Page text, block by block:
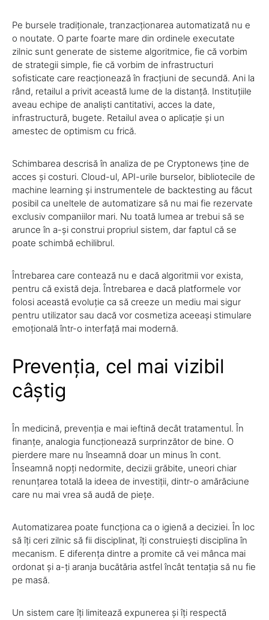
Pe bursele tradiționale, tranzacționarea automatizată nu e
o noutate. O parte foarte mare din ordinele executate
zilnic sunt generate de sisteme algoritmice, fie că vorbim
de strategii simple, fie că vorbim de infrastructuri
sofisticate care reacționează în fracțiuni de secundă. Ani la
rând, retailul a privit această lume de la distanță. Instituțiile
aveau echipe de analiști cantitativi, acces la date,
infrastructură, bugete. Retailul avea o aplicație și un
amestec de optimism cu frică.
Schimbarea descrisă în analiza de pe Cryptonews ține de
acces și costuri. Cloud-ul, API-urile burselor, bibliotecile de
machine learning și instrumentele de backtesting au făcut
posibil ca uneltele de automatizare să nu mai fie rezervate
exclusiv companiilor mari. Nu toată lumea ar trebui să se
arunce în a-și construi propriul sistem, dar faptul că se
poate schimbă echilibrul.
Întrebarea care contează nu e dacă algoritmii vor exista,
pentru că există deja. Întrebarea e dacă platformele vor
folosi această evoluție ca să creeze un mediu mai sigur
pentru utilizator sau dacă vor cosmetiza aceeași stimulare
emoțională într-o interfață mai modernă.
Prevenția, cel mai vizibil
câștig
În medicină, prevenția e mai ieftină decât tratamentul. În
finanțe, analogia funcționează surprinzător de bine. O
pierdere mare nu înseamnă doar un minus în cont.
Înseamnă nopți nedormite, decizii grăbite, uneori chiar
renunțarea totală la ideea de investiții, dintr-o amărăciune
care nu mai vrea să audă de piețe.
Automatizarea poate funcționa ca o igienă a deciziei. În loc
să îți ceri zilnic să fii disciplinat, îți construiești disciplina în
mecanism. E diferența dintre a promite că vei mânca mai
ordonat și a-ți aranja bucătăria astfel încât tentația să nu fie
pe masă.
Un sistem care îți limitează expunerea și îți respectă